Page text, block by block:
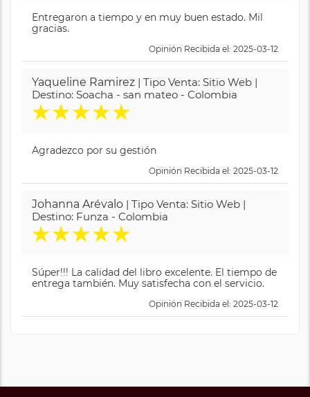
Entregaron a tiempo y en muy buen estado. Mil
gracias.
Opinión Recibida el: 2025-03-12
Yaqueline Ramirez | Tipo Venta: Sitio Web |
Destino: Soacha - san mateo - Colombia
★★★★★
Agradezco por su gestión
Opinión Recibida el: 2025-03-12
Johanna Arévalo | Tipo Venta: Sitio Web |
Destino: Funza - Colombia
★★★★★
Súper!!! La calidad del libro excelente. El tiempo de
entrega también. Muy satisfecha con el servicio.
Opinión Recibida el: 2025-03-12